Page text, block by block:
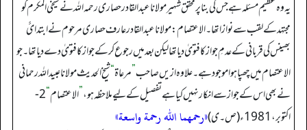
یہ وہ عظیم مسئلہ ہے جس کی بنا پر محقق شہیر مولانا عبدالقادر حصاری رحمہ اللہ نے شیخی المکرم کو
مجتہد کے لقب سے نوازا تھا۔ الاعتصام: مولانا عبدالقادر عارف حصاری مرحوم نے ابتدائً
بھینس کی قربانی کے عدمِ جواز کا فتویٰ دیا تھا لیکن بعد میں رجوع کر کے جواز کا فتویٰ دے دیا تھا۔ جو
الاعتصام میں چھپا ہوا موجود ہے۔ علاوہ ازیں صاحب”مرعاۃ“شیخ الحدیث مولانا عبید اللہ رحمانی
نے بھی اس کے جواز سے انکار نہیں کیا ہے تفصیل کے لیے ملاحظہ ہو،”الاعتصام“
2-
اکتوبر، 1981ء (ص۔ ی)
«رحمهما الله رحمة واسعة»